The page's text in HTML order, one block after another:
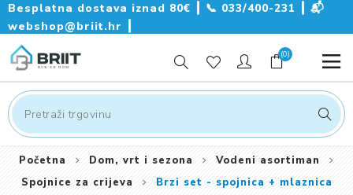
Besplatna dostava iznad 80€ ┃ 📞 033/400-231
📬
webshop@briit.hr
(0)
Početna Dom, vrt i sezona
Vodeni asortiman
Spojnice za crijeva
Brzi set - spojnica + mlaznica